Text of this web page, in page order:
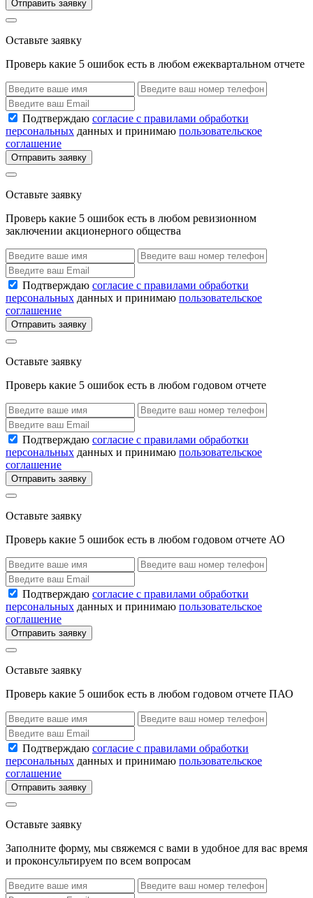
Отправить заявку
Оставьте заявку
Проверь какие 5 ошибок есть в любом ежеквартальном отчете
Подтверждаю согласие с правилами обработки
персональных данных и принимаю пользовательское
соглашение
Отправить заявку
Оставьте заявку
Проверь какие 5 ошибок есть в любом ревизионном
заключении акционерного общества
Подтверждаю согласие с правилами обработки
персональных данных и принимаю пользовательское
соглашение
Отправить заявку
Оставьте заявку
Проверь какие 5 ошибок есть в любом годовом отчете
Подтверждаю согласие с правилами обработки
персональных данных и принимаю пользовательское
соглашение
Отправить заявку
Оставьте заявку
Проверь какие 5 ошибок есть в любом годовом отчете АО
Подтверждаю согласие с правилами обработки
персональных данных и принимаю пользовательское
соглашение
Отправить заявку
Оставьте заявку
Проверь какие 5 ошибок есть в любом годовом отчете ПАО
Подтверждаю согласие с правилами обработки
персональных данных и принимаю пользовательское
соглашение
Отправить заявку
Оставьте заявку
Заполните форму, мы свяжемся с вами в удобное для вас время
и проконсультируем по всем вопросам